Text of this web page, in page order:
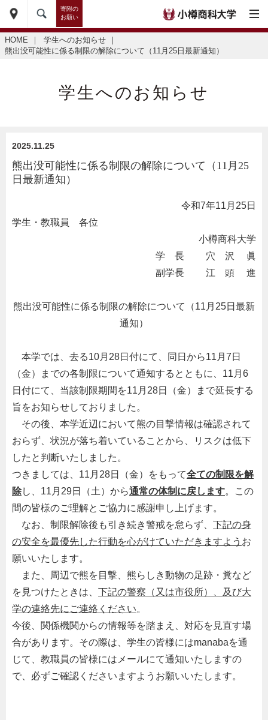
寄附の
お願い
HOME ｜ 学生へのお知らせ
｜
熊出没可能性に係る制限の解除について（11月25日最新通知）
学生へのお知らせ
2025.11.25
熊出没可能性に係る制限の解除について（11月25
日最新通知）
令和7年11月 25日
学生・教職員 各位
小樽商科大学
学 長 穴 沢 眞
副学長 江 頭 進
熊出没可能性に係る制限の解除について（11月25日最新
通知）
本学では、去る10月 28日付にて、同日から11月 7 日
（金）までの各制限について通知するとともに、11月6
日付にて、当該制限期間を11月28日（金）まで延長する
旨をお知らせしておりました。
その後、本学近辺において熊の目撃情報は確認されて
おらず、状況が落ち着いていることから、リスクは低下
したと判断いたしました。
つきましては、11月28日（金）をもって全ての制限を解
除し、11月29日（土）から通常の体制に戻します。この
間の皆様のご理解とご協力に感謝申し上げます。
なお、制限解除後も引き続き警戒を怠らず、
下記の身
の安全を最優先した行動を心がけていただきますよう お
願いいたします。
また、周辺で熊を目撃、熊らしき動物の足跡・糞など
を見つけたときは、
下記の警察（又は市役所）、及び大
学の連絡先にご連絡ください。
今後、関係機関からの情報等を踏まえ、対応を見直す場
合があります。その際は、学生の皆様にはmanabaを通
じて、教職員の皆様にはメールにて通知いたしますの
で、必ずご確認くださいますようお願いいたします。